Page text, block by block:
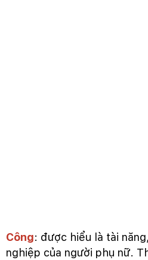
Công: được hiểu là tài
nghiệp của người phụ nữ.